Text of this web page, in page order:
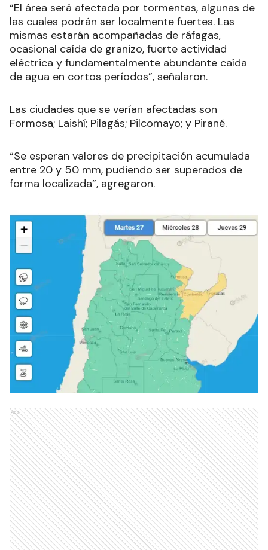
“El área será afectada por tormentas, algunas de
las cuales podrán ser localmente fuertes. Las
mismas estarán acompañadas de ráfagas,
ocasional caída de granizo, fuerte actividad
eléctrica y fundamentalmente abundante caída
de agua en cortos períodos”, señalaron.
Las ciudades que se verían afectadas son
Formosa; Laishí; Pilagás; Pilcomayo; y Pirané.
“Se esperan valores de precipitación acumulada
entre 20 y 50 mm, pudiendo ser superados de
forma localizada”, agregaron.
Ads